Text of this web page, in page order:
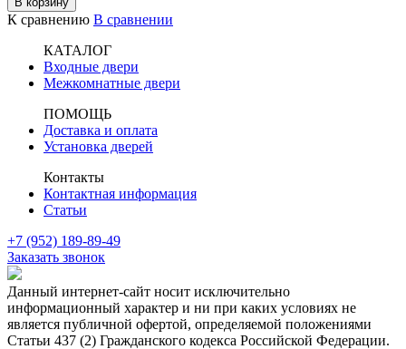
К сравнению В сравнении
КАТАЛОГ
Входные двери
Межкомнатные двери
ПОМОЩЬ
Доставка и оплата
Установка дверей
Контакты
Контактная информация
Статьи
+7 (952) 189-89-49
Заказать звонок
Данный интернет-сайт носит исключительно
информационный характер и ни при каких условиях не
является публичной офертой, определяемой положениями
Статьи 437 (2) Гражданского кодекса Российской Федерации.